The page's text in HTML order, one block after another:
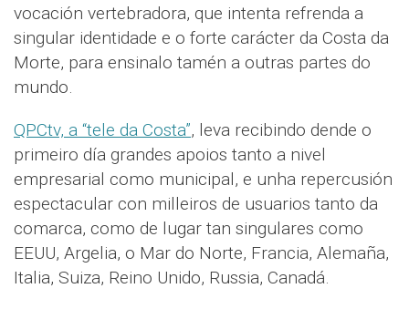
vocación vertebradora, que intenta refrenda a
singular identidade e o forte carácter da Costa da
Morte, para ensinalo tamén a outras partes do
mundo.
QPCtv, a “tele da Costa”, leva recibindo dende o
primeiro día grandes apoios tanto a nivel
empresarial como municipal, e unha repercusión
espectacular con milleiros de usuarios tanto da
comarca, como de lugar tan singulares como
EEUU, Argelia, o Mar do Norte, Francia, Alemaña,
Italia, Suiza, Reino Unido, Russia, Canadá.